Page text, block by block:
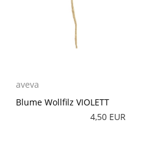
aveva
Blume Wollfilz VIOLETT
4,50 EUR